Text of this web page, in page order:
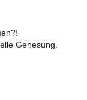
Genesung.